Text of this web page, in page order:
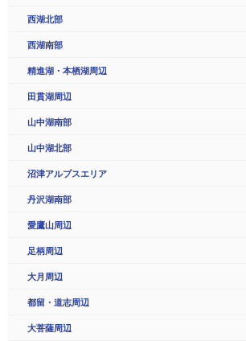
西湖北部
西湖南部
精進湖・本栖湖周辺
田貫湖周辺
山中湖南部
山中湖北部
沼津アルプスエリア
丹沢湖南部
愛鷹山周辺
足柄周辺
大月周辺
都留・道志周辺
大菩薩周辺